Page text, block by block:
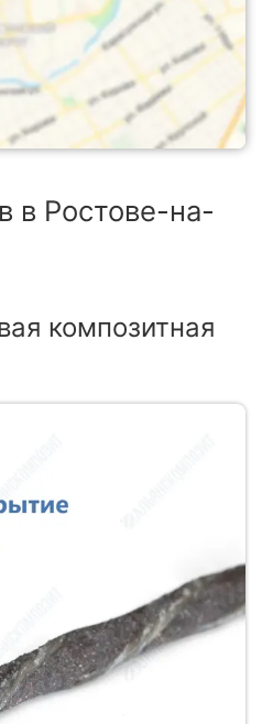
в Ростове-на-
композитная